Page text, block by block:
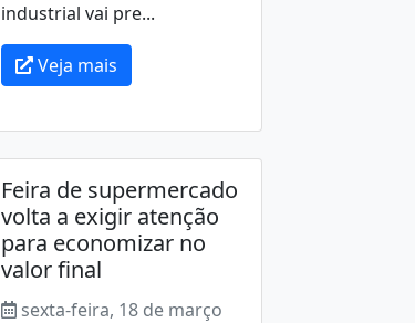
industrial vai pre...
Veja mais
Feira de supermercado
volta a exigir atenção
para economizar no
valor final
sexta-feira, 18 de março